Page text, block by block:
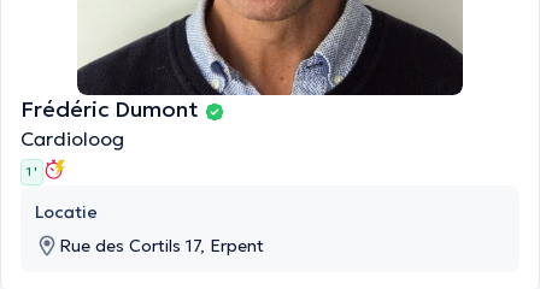
Frédéric Dumont
Cardioloog
1 '
Locatie
Rue des Cortils 17, Erpent